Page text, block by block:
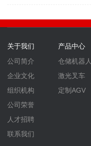
关于我们
公司简介
企业文化
组织机构
公司荣誉
人才招聘
联系我们
产品中心
仓储机器人
激光叉车
定制AGV